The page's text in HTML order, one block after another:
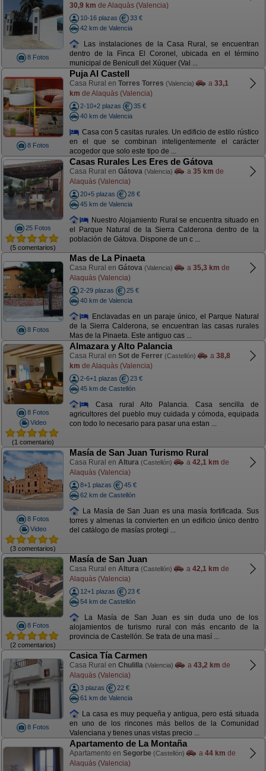
8 Fotos
30,9 km de Alaquàs (Valencia)
10-16 plazas
33 €
42 km de Valencia
Las instalaciones de la Casa Rural, se encuentran
dentro de la Finca El Coronel, ubicada en el término
municipal de Benicull del Xúquer (Val ...
8 Fotos
Puja Al Castell
Casa Rural en Torres Torres (Valencia) a 33,1
km de Alaquàs (Valencia)
2-10+2 plazas
35 €
40 km de Valencia
Casa con 5 casitas rurales. Un edificio de estilo rústico
en el que se combinan inteligentemente el carácter
acogedor que solo este tipo de ...
25 Fotos
(5 comentarios)
Casas Rurales Les Eres de Gátova
Casa Rural en Gátova (Valencia) a 35 km de
Alaquàs (Valencia)
20+5 plazas
28 €
45 km de Valencia
Nuestro Alojamiento Rural se encuentra situado en
el Parque Natural de la Sierra Calderona dentro de la
población de Gátova. Dispone de un c ...
8 Fotos
Mas de La Pinaeta
Casa Rural en Gátova (Valencia) a 35,3 km de
Alaquàs (Valencia)
2-29 plazas
25 €
40 km de Valencia
Enclavadas en un paraje único, el Parque Natural
de la Sierra Calderona, se encuentran las casas rurales
Mas de la Pinaeta. Este antiguo cas ...
8 Fotos
Video
(1 comentario)
Almazara y Alto Palancia
Casa Rural en Sot de Ferrer (Castellón) a 38,8
km de Alaquàs (Valencia)
2-6+1 plazas
23 €
45 km de Castellón
Casa rural Alto Palancia. Casa sencilla de
agricultores del pueblo muy cuidada y cómoda, equipada
con todo lo necesario para pasar una estan ...
8 Fotos
Video
(3 comentarios)
Masía de San Juan Turismo Rural
Casa Rural en Altura (Castellón) a 42,1 km de
Alaquàs (Valencia)
8+1 plazas
45 €
62 km de Castellón
La Masía de San Juan es una masía fortificada. Sus
torres y almenas la convierten en un edificio único dentro
del catálogo de masías protegi ...
8 Fotos
(2 comentarios)
Masía de San Juan
Casa Rural en Altura (Castellón) a 42,1 km de
Alaquàs (Valencia)
12+1 plazas
23 €
54 km de Castellón
La Masía de San Juan es sin duda uno de los
alojamientos de turismo rural con más encanto de la
provincia de Castellón. Se trata de una masí ...
8 Fotos
Casica Tía Carmen
Casa Rural en Chulilla (Valencia) a 43,2 km de
Alaquàs (Valencia)
3 plazas
22 €
61 km de Valencia
La casa es muy pequeña y antigua, pero está situada
en uno de los rincones más bellos de la Comunidad
Valenciana y tienes unas vistas precio ...
Apartamento de La Montaña
Apartamento en Segorbe (Castellón) a 44 km de
Alaquàs (Valencia)